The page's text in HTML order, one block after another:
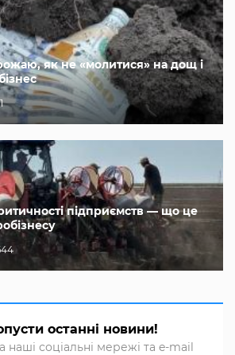
як не «молитися» на дощ і
підприємств — що це
останні новини!
наші соціальні мережі та e-mail